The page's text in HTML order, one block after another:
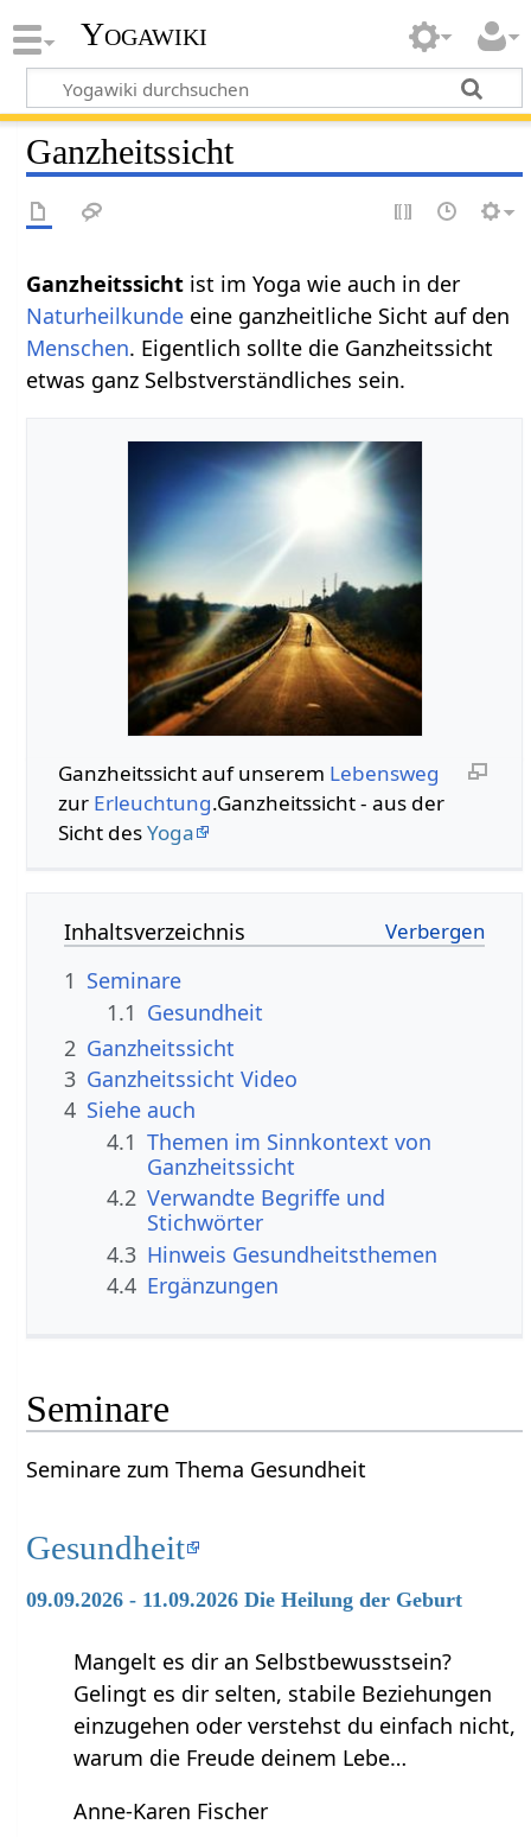
Yogawiki
Ganzheitssicht
Ganzheitssicht ist im Yoga wie auch in der
Naturheilkunde eine ganzheitliche Sicht auf den
Menschen. Eigentlich sollte die Ganzheitssicht
etwas ganz Selbstverständliches sein.
Ganzheitssicht auf unserem Lebensweg
zur Erleuchtung.Ganzheitssicht - aus der
Sicht desYoga
Inhaltsverzeichnis
1 Seminare
1.1 Gesundheit
2 Ganzheitssicht
3 Ganzheitssicht Video
4 Siehe auch
4.1 Themen im Sinnkontext von
Ganzheitssicht
4.2 Verwandte Begriffe und
Stichwörter
4.3 Hinweis Gesundheitsthemen
4.4 Ergänzungen
Seminare
Seminare zum Thema Gesundheit
Gesundheit
09.09.2026 - 11.09.2026 Die Heilung der Geburt
Mangelt es dir an Selbstbewusstsein?
Gelingt es dir selten, stabile Beziehungen
einzugehen oder verstehst du einfach nicht,
warum die Freude deinem Lebe…
Anne-Karen Fischer